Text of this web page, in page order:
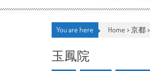
You are here Home >京都>
玉鳳院